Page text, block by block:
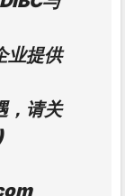
业提供
，请关